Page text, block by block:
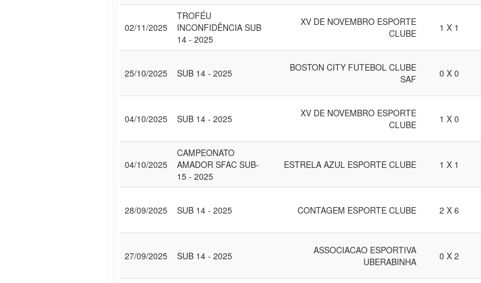
02/11/2025
TROFÉU
INCONFIDÊNCIA SUB
14 - 2025
XV DE NOVEMBRO ESPORTE
CLUBE
1 X 1
25/10/2025 SUB 14 - 2025
BOSTON CITY FUTEBOL CLUBE
SAF
0 X 0
04/10/2025 SUB 14 - 2025
XV DE NOVEMBRO ESPORTE
CLUBE
1 X 0
04/10/2025
CAMPEONATO
AMADOR SFAC SUB-
15 - 2025
ESTRELA AZUL ESPORTE CLUBE 1 X 1
28/09/2025 SUB 14 - 2025 CONTAGEM ESPORTE CLUBE 2 X 6
27/09/2025 SUB 14 - 2025
ASSOCIACAO ESPORTIVA
UBERABINHA
0 X 2